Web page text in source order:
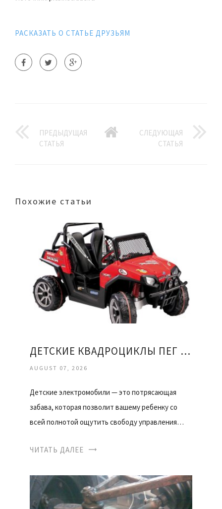
РАСКАЗАТЬ О СТАТЬЕ ДРУЗЬЯМ
ПРЕДЫДУЩАЯ
СТАТЬЯ
СЛЕДУЮЩАЯ
СТАТЬЯ
Похожие статьи
ДЕТСКИЕ КВАДРОЦИКЛЫ ПЕГ ПЕРЕГО
AUGUST 07, 2026
Детские электромобили — это потрясающая
забава, которая позволит вашему ребенку со
всей полнотой ощутить свободу управления…
ЧИТАТЬ ДАЛЕЕ